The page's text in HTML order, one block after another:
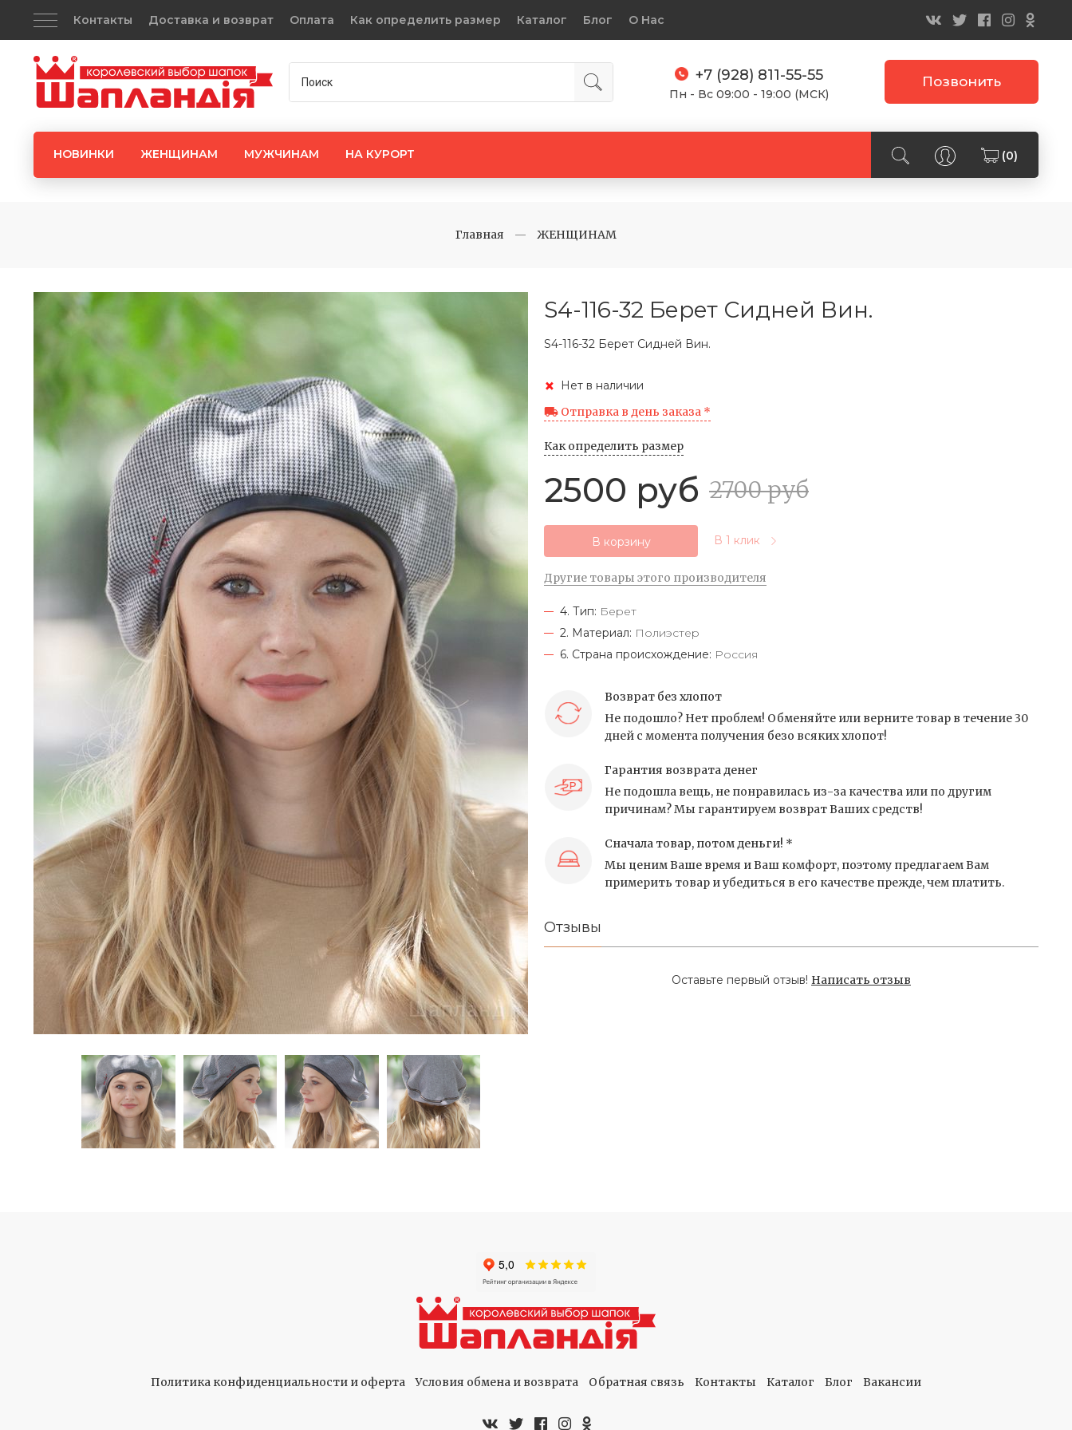
Контакты Доставка и возврат Оплата Как определить размер Каталог Блог О Нас
+7 (928) 811-55-55
Пн - Вс 09:00 - 19:00 (МСК)
Позвонить
НОВИНКИ ЖЕНЩИНАМ МУЖЧИНАМ НА КУРОРТ (0)
Главная ЖЕНЩИНАМ
S4-116-32 Берет Сидней Вин.
S4-116-32 Берет Сидней Вин.
Нет в наличии
Отправка в день заказа *
Как определить размер
2500 руб 2700 руб
В корзину В 1 клик
Другие товары этого производителя
4. Тип: Берет
2. Материал: Полиэстер
6. Страна происхождение: Россия
Возврат без хлопот
Не подошло? Нет проблем! Обменяйте или верните товар в течение 30
дней с момента получения безо всяких хлопот!
Гарантия возврата денег
Не подошла вещь, не понравилась из-за качества или по другим
причинам? Мы гарантируем возврат Ваших средств!
Сначала товар, потом деньги! *
Мы ценим Ваше время и Ваш комфорт, поэтому предлагаем Вам
примерить товар и убедиться в его качестве прежде, чем платить.
Отзывы
Оставьте первый отзыв! Написать отзыв
Политика конфиденциальности и оферта Условия обмена и возврата Обратная связь Контакты Каталог Блог Вакансии